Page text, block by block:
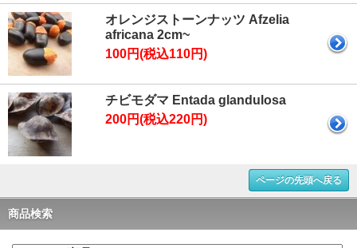
オレンジストーンナッツ Afzelia
africana 2cm~
100円(税込110円)
チビモダマ Entada glandulosa
200円(税込220円)
ページの先頭へ戻る
商品検索